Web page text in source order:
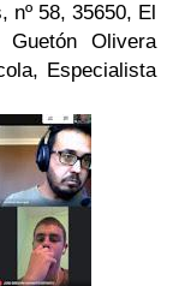
nº 58, 35650, El
Olivera
Especialista